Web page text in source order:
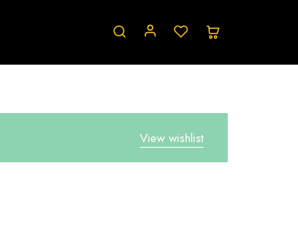
View wishlist